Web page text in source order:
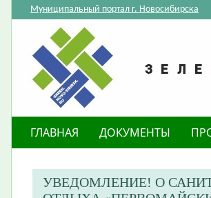
Муниципальный портал г. Новосибирска
ГЛАВНАЯ ДОКУМЕНТЫ
​УВЕДОМЛЕНИЕ! О